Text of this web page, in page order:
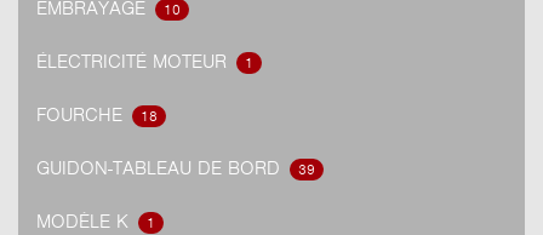
EMBRAYAGE 10
ÉLECTRICITÉ MOTEUR 1
FOURCHE 18
GUIDON-TABLEAU DE BORD 39
MODÈLE K 1